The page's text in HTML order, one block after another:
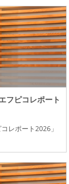
フピコレポート
レポート2026」